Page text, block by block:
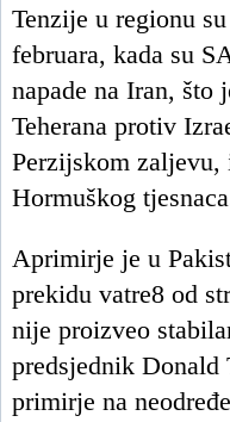
Tenzije u regionu
februara, kada su
napade na Iran, što
Teherana protiv
Perzijskom zaljevu,
Hormuškog
Aprimirje je u
prekidu vatre8 od
nije proizveo
predsjednik Donald
primirje na